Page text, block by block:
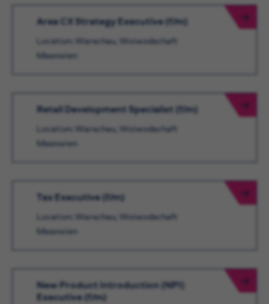
Area CX Strategy Executive (f/m)
Location: Warschau, Woiwodschaft
Masowien
Retail Development Specialist (f/m)
Location: Warschau, Woiwodschaft
Masowien
Tax Executive (f/m)
Location: Warschau, Woiwodschaft
Masowien
New Product Introduction (NPI)
Executive (f/m)